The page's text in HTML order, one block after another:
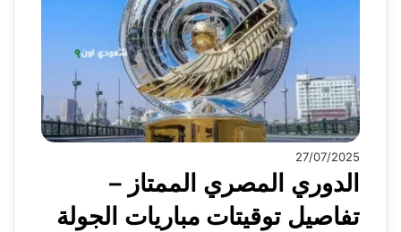
27/07/2025
الدوري المصري الممتاز –
تفاصيل توقيتات مباريات الجولة